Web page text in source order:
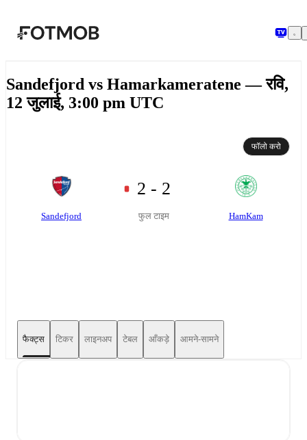
Sandefjord vs Hamarkameratene — रवि,
12 जुलाई, 3:00 pm UTC
फॉलो करो
Sandefjord
2 - 2
फुल टाइम HamKam
फैक्ट्स टिकर लाइनअप टेबल आँकड़े आमने-सामने